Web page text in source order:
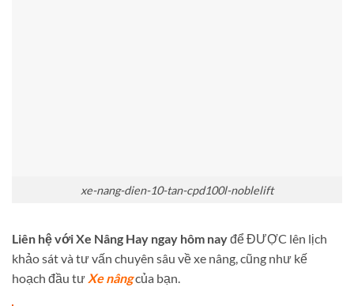
xe-nang-dien-10-tan-cpd100l-noblelift
Liên hệ với Xe Nâng Hay ngay hôm nayđể ĐƯỢC lên lịch
khảo sát và tư vấn chuyên sâu về xe nâng, cũng như kế
hoạch đầu tư Xe nângcủa bạn.